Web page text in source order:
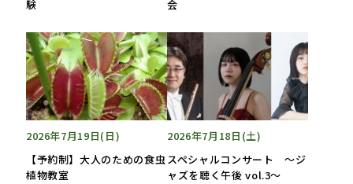
験
会
2026年7月19日(日)
【予約制】大人のための食虫
植物教室
2026年7月18日(土)
スペシャルコンサート ～ジ
ャズを聴く午後 vol.3～